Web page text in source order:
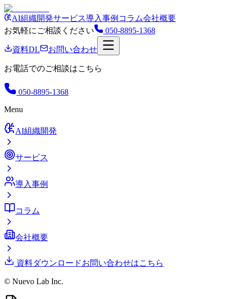
AI組織開発サービス導入事例 コラム会社概要
お気軽にご相談ください
050-8895-1368
資料DL お問い合わせ
お電話でのご相談はこちら
050-8895-1368
Menu
AI組織開発
サービス
導入事例
コラム
会社概要
資料ダウンロードお問い合わせはこちら
© Nuevo Lab Inc.